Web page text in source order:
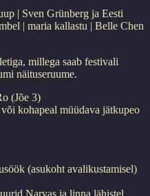
| Sven Grünberg ja Eesti
| maria kallastu | Belle Chen
millega saab festivali
näituseruume.
(Jõe 3)
kohapeal müüdava jätkupeo
(asukoht avalikustamisel)
Narvas ja linna lähistel